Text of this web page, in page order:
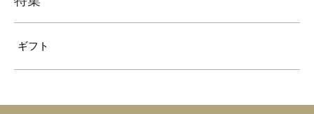
ギフト